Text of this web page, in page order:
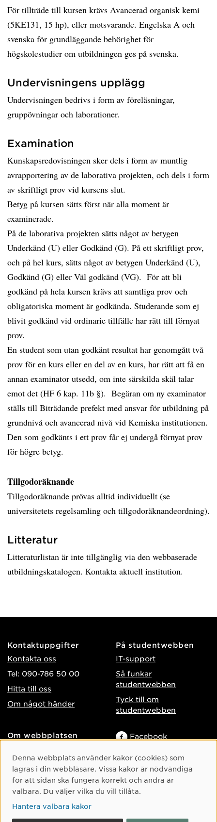
För tillträde till kursen krävs Avancerad organisk kemi
(5KE131, 15 hp), eller motsvarande. Engelska A och
svenska för grundläggande behörighet för
högskolestudier om utbildningen ges på svenska.
Undervisningens upplägg
Undervisningen bedrivs i form av föreläsningar,
gruppövningar och laborationer.
Examination
Kunskapsredovisningen sker dels i form av muntlig
avrapportering av de laborativa projekten, och dels i form
av skriftligt prov vid kursens slut.
Betyg på kursen sätts först när alla moment är
examinerade.
På de laborativa projekten sätts något av betygen
Underkänd (U) eller Godkänd (G). På ett skriftligt prov,
och på hel kurs, sätts något av betygen Underkänd (U),
Godkänd (G) eller Väl godkänd (VG). För att bli
godkänd på hela kursen krävs att samtliga prov och
obligatoriska moment är godkända. Studerande som ej
blivit godkänd vid ordinarie tillfälle har rätt till förnyat
prov.
En student som utan godkänt resultat har genomgått två
prov för en kurs eller en del av en kurs, har rätt att få en
annan examinator utsedd, om inte särskilda skäl talar
emot det (HF 6 kap. 11b §). Begäran om ny examinator
ställs till Biträdande prefekt med ansvar för utbildning på
grundnivå och avancerad nivå vid Kemiska institutionen.
Den som godkänts i ett prov får ej undergå förnyat prov
för högre betyg.
Tillgodoräknande
Tillgodoräknande prövas alltid individuellt (se
universitetets regelsamling och tillgodoräknandeordning).
Litteratur
Litteraturlistan är inte tillgänglig via den webbaserade
utbildningskatalogen. Kontakta aktuell institution.
Kontaktuppgifter
Kontakta oss
Tel: 090-786 50 00
Hitta till oss
Om något händer
På studentwebben
IT-support
Så funkar
studentwebben
Tyck till om
studentwebben
Om webbplatsen
Behandling av
personuppgifter
Hantera kakor
Facebook
TikTok
Youtube
Cookie-samtycke
Denna webbplats använder kakor (cookies) som
lagras i din webbläsare. Vissa kakor är nödvändiga
för att sidan ska fungera korrekt och andra är
valbara. Du väljer vilka du vill tillåta.
Hantera valbara kakor